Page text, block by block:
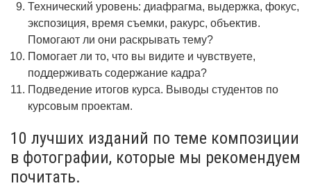
Технический уровень: диафрагма, выдержка, фокус,
экспозиция, время съемки, ракурс, объектив.
Помогают ли они раскрывать тему?
Помогает ли то, что вы видите и чувствуете,
поддерживать содержание кадра?
Подведение итогов курса. Выводы студентов по
курсовым проектам.
10 лучших изданий по теме композиции
в фотографии, которые мы рекомендуем
почитать.